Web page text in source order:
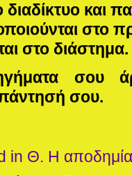
και
στο
στο διάστημα.
σου
σου.
in Θ. Η